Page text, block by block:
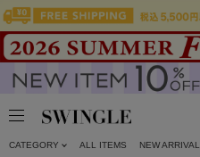
CATEGORY ALL ITEMS NEW ARRIVAL